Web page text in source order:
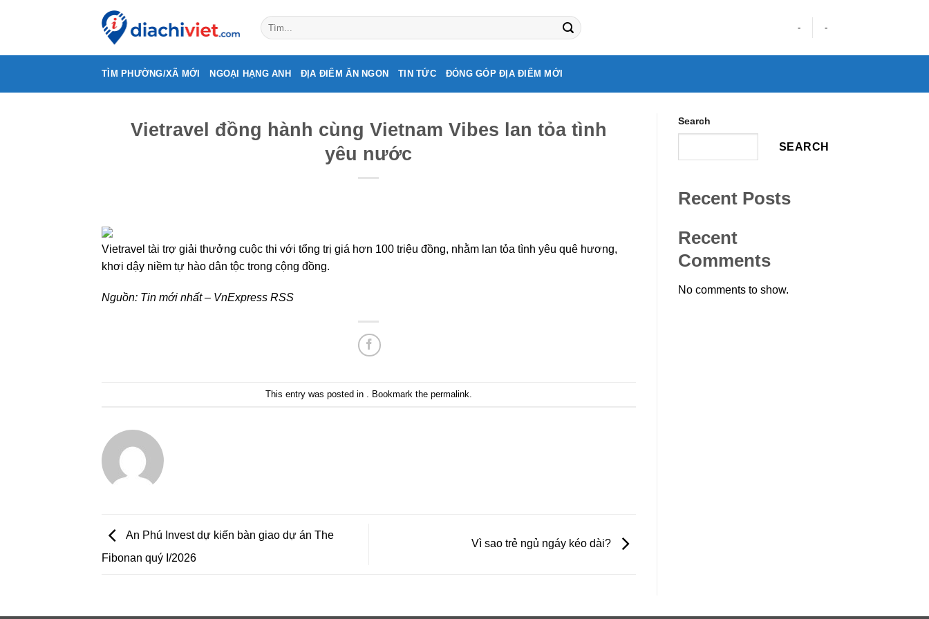
- -
TÌM PHƯỜNG/XÃ MỚI NGOẠI HẠNG ANH ĐỊA ĐIỂM ĂN NGON TIN TỨC ĐÓNG GÓP ĐỊA ĐIỂM MỚI
Vietravel đồng hành cùng Vietnam Vibes lan tỏa tình
yêu nước
Vietravel tài trợ giải thưởng cuộc thi với tổng trị giá hơn 100 triệu đồng, nhằm lan tỏa tình yêu quê hương,
khơi dậy niềm tự hào dân tộc trong cộng đồng.
Nguồn: Tin mới nhất – VnExpress RSS
This entry was posted in . Bookmark the permalink
An Phú Invest dự kiến bàn giao dự án The
Fibonan quý I/2026
Vì sao trẻ ngủ ngáy kéo dài?
Search
SEARCH
Recent Posts
Recent
Comments
No comments to show.